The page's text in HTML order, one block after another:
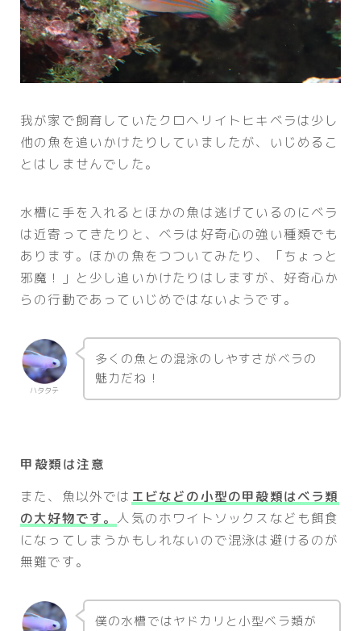
我が家で飼育していたクロヘリイトヒキベラは少し
他の魚を追いかけたりしていましたが、いじめるこ
とはしませんでした。
水槽に手を入れるとほかの魚は逃げているのにベラ
は近寄ってきたりと、ベラは好奇心の強い種類でも
あります。ほかの魚をつついてみたり、「ちょっと
邪魔！」と少し追いかけたりはしますが、好奇心か
らの行動であっていじめではないようです。
ハタタテ
多くの魚との混泳のしやすさがベラの
魅力だね！
甲殻類は注意
また、魚以外では エビなどの小型の甲殻類はベラ類
の大好物です。 人気のホワイトソックスなども餌食
になってしまうかもしれないので混泳は避けるのが
無難です。
僕の水槽ではヤドカリと小型ベラ類が